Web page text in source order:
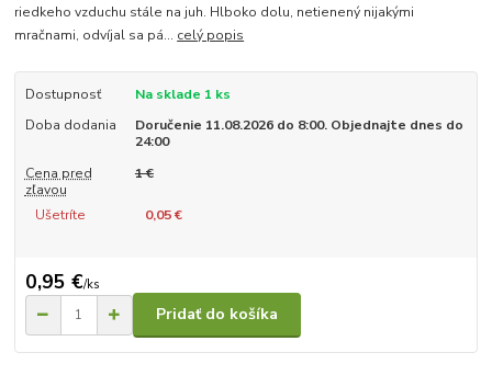
riedkeho vzduchu stále na juh. Hlboko dolu, netienený nijakými
mračnami, odvíjal sa pá... celý popis
Dostupnosť
Na sklade 1 ks
Doba dodania
Doručenie 11.08.2026 do 8:00. Objednajte dnes do
24:00
Cena pred
zľavou
1 €
Ušetríte 0,05 €
0,95 €/ks
Pridať do košíka